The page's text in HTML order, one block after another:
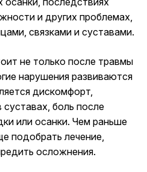
и других проблемах,
связками и суставами.
не только после травмы
нарушения развиваются
дискомфорт,
суставах, боль после
или осанки. Чем раньше
подобрать лечение,
осложнения.